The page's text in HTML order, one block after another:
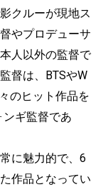
クルーが現地ス
やプロデューサ
人以外の監督で
督は、BTSやW
のヒット作品を
ンギ監督であ
に魅力的で、6
作品となってい